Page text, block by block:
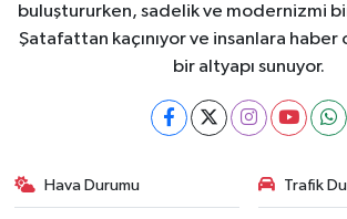
buluştururken, sadelik ve modernizmi
Şatafattan kaçınıyor ve insanlara
bir altyapı sunuyor.
Hava Durumu Trafik